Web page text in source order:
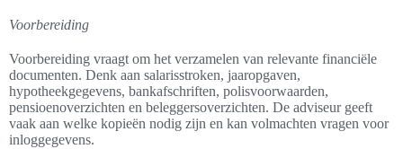
Voorbereiding
Voorbereiding vraagt om het verzamelen van relevante financiële
documenten. Denk aan salarisstroken, jaaropgaven,
hypotheekgegevens, bankafschriften, polisvoorwaarden,
pensioenoverzichten en beleggersoverzichten. De adviseur geeft
vaak aan welke kopieën nodig zijn en kan volmachten vragen voor
inloggegevens.